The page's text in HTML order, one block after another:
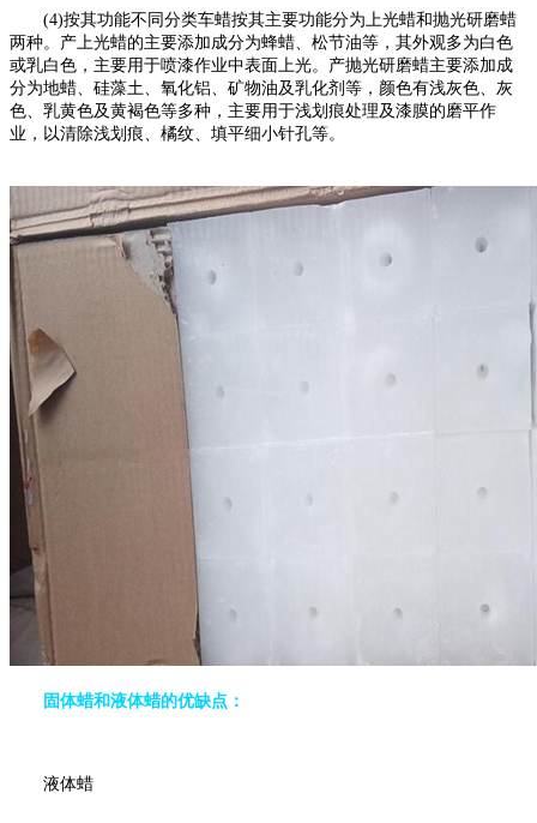
(4)按其功能不同分类车蜡按其主要功能分为上光蜡和抛光研磨蜡
两种。产上光蜡的主要添加成分为蜂蜡、松节油等，其外观多为白色
或乳白色，主要用于喷漆作业中表面上光。产抛光研磨蜡主要添加成
分为地蜡、硅藻土、氧化铝、矿物油及乳化剂等，颜色有浅灰色、灰
色、乳黄色及黄褐色等多种，主要用于浅划痕处理及漆膜的磨平作
业，以清除浅划痕、橘纹、填平细小针孔等。
固体蜡和液体蜡的优缺点：
液体蜡